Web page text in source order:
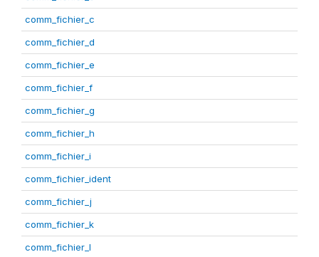
comm_fichier_c
comm_fichier_d
comm_fichier_e
comm_fichier_f
comm_fichier_g
comm_fichier_h
comm_fichier_i
comm_fichier_ident
comm_fichier_j
comm_fichier_k
comm_fichier_l